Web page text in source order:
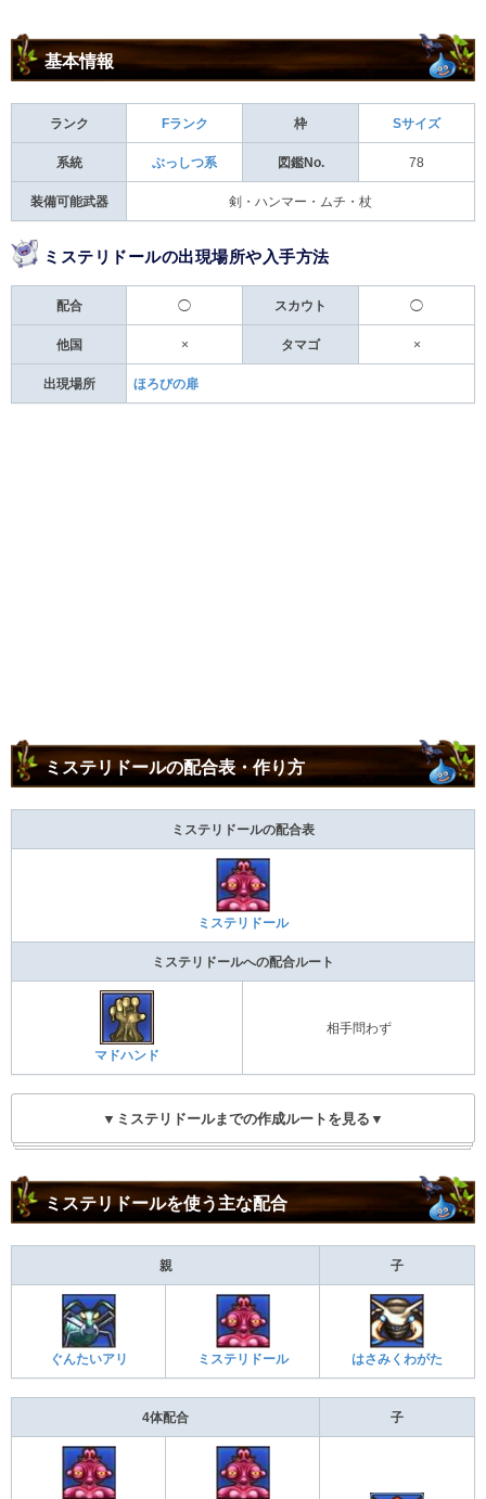
基本情報
ランク Fランク 枠 Sサイズ
系統 ぶっしつ系 図鑑No. 78
装備可能武器 剣・ハンマー・ムチ・杖
ミステリドールの出現場所や入手方法
配合 ◯ スカウト ◯
他国 × タマゴ ×
出現場所 ほろびの扉
ミステリドールの配合表・作り方
ミステリドールの配合表
ミステリドール
ミステリドールへの配合ルート
マドハンド
相手問わず
▼ミステリドールまでの作成ルートを見る▼
ミステリドールを使う主な配合
親 子
ぐんたいアリ ミステリドール はさみくわがた
4体配合 子